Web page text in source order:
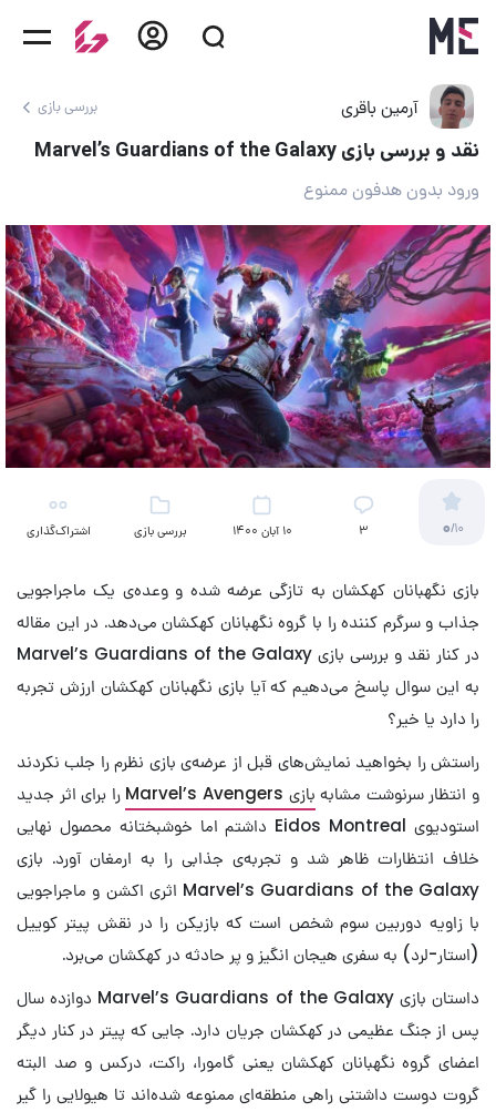
آرمین باقری بررسی بازی
نقد و بررسی بازی Marvel’s Guardians of the Galaxy
ورود بدون هدفون ممنوع
0/10
3 10 آبان 1400 بررسی بازی اشتراک‌گذاری
بازی نگهبانان کهکشان به تازگی عرضه شده و وعده‌ی یک ماجراجویی
جذاب و سرگرم کننده را با گروه نگهبانان کهکشان می‌دهد. در این مقاله
در کنار نقد و بررسی بازی Marvel’s Guardians of the Galaxy
به این سوال پاسخ می‌دهیم که آیا بازی نگهبانان کهکشان ارزش تجربه
را دارد یا خیر؟
راستش را بخواهید نمایش‌های قبل از عرضه‌ی بازی نظرم را جلب نکردند
و انتظار سرنوشت مشابه بازی Marvel’s Avengers
را برای اثر جدید
استودیوی Eidos Montreal داشتم اما خوشبختانه محصول نهایی
خلاف انتظارات ظاهر شد و تجربه‌ی جذابی را به ارمغان آورد. بازی
Marvel’s Guardians of the Galaxy اثری اکشن و ماجراجویی
با زاویه دوربین سوم شخص است که بازیکن را در نقش پیتر کوییل
(استار-لرد) به سفری هیجان انگیز و پر حادثه در کهکشان می‌برد.
داستان بازی Marvel’s Guardians of the Galaxy دوازده سال
پس از جنگ عظیمی در کهکشان جریان دارد. جایی که پیتر در کنار دیگر
اعضای گروه نگهبانان کهکشان یعنی گامورا، راکت، درکس و صد البته
گروت دوست داشتنی راهی منطقه‌ای ممنوعه شده‌اند تا هیولایی را گیر